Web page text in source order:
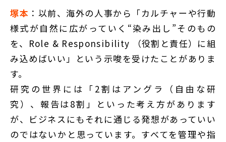
塚本 ：以前、海外の人事から「カルチャーや行動
様式が自然に広がっていく“染み出し”そのもの
を、Role & Responsibility （役割と責任）に組
み込めばいい」という示唆を受けたことがありま
す。
研究の世界には「2割はアングラ（自由な研
究）、報告は8割」といった考え方があります
が、ビジネスにもそれに通じる発想があっていい
のではないかと思っています。すべてを管理や指